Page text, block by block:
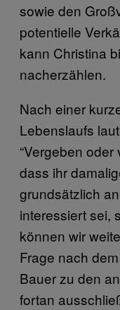
sowie den
potentielle
kann Christina
nacherzählen.
Nach einer
Lebenslaufs
“Vergeben
dass ihr
grundsätzlich
interessiert sei,
können wir
Frage nach
Bauer zu den
fortan